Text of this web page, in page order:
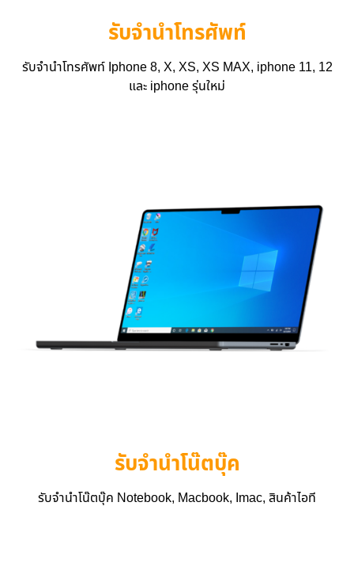
รับจำนำโทรศัพท์
รับจำนำโทรศัพท์ Iphone 8, X, XS, XS MAX, iphone 11, 12
และ iphone รุ่นใหม่
รับจำนำโน๊ตบุ๊ค
รับจำนำโน๊ตบุ๊ค Notebook, Macbook, Imac, สินค้าไอที